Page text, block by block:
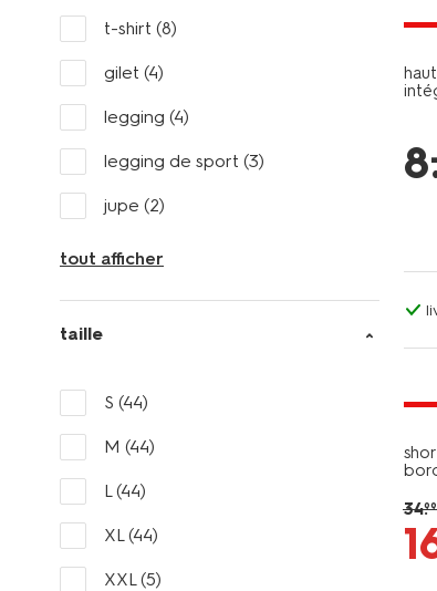
t-shirt (8)
gilet (4)
legging (4)
legging de sport (3)
jupe (2)
tout afficher
taille
S (44)
M (44)
L(44)
XL(44)
XXL(5)
8
34.99